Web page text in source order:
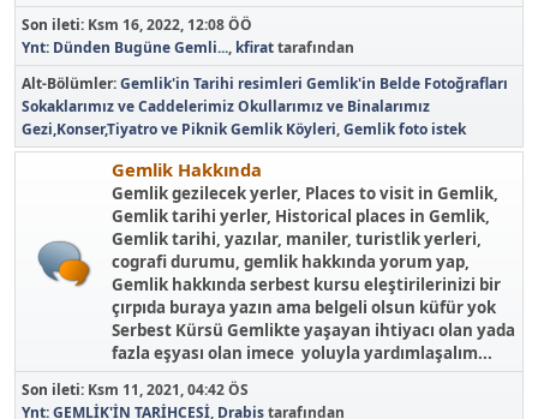
Son ileti: Ksm 16, 2022, 12:08 ÖÖ
Ynt: Dünden Bugüne Gemli..., kfirattarafından
Alt-Bölümler Gemlik'in Tarihi resimleri Gemlik'in Belde Fotoğrafları
Sokaklarımız ve CaddelerimizOkullarımız ve Binalarımız
Gezi,Konser,Tiyatro ve PiknikGemlik Köyleri Gemlik foto istek
Gemlik Hakkında
Gemlik gezilecek yerler, Places to visit in Gemlik,
Gemlik tarihi yerler, Historical places in Gemlik,
Gemlik tarihi, yazılar, maniler, turistlik yerleri,
cografi durumu, gemlik hakkında yorum yap,
Gemlik hakkında serbest kursu eleştirilerinizi bir
çırpıda buraya yazın ama belgeli olsun küfür yok
Serbest Kürsü Gemlikte yaşayan ihtiyacı olan yada
fazla eşyası olan imece yoluyla yardımlaşalım...
Son ileti: Ksm 11, 2021, 04:42 ÖS
Ynt: GEMLİK'İN TARİHCESİ, Drabistarafından